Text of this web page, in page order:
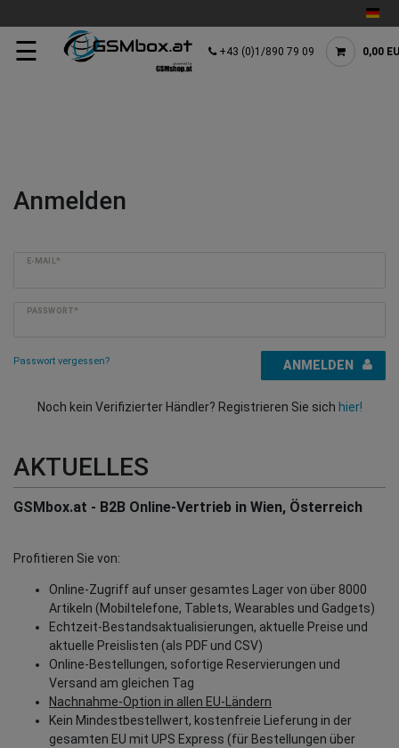
☰ +43 (0)1/890 79 09 0,00
Anmelden
E-MAIL*
PASSWORT*
Passwort vergessen? ANMELDEN
Noch kein Verifizierter Händler? Registrieren Sie sich hier!
AKTUELLES
GSMbox.at - B2B Online-Vertrieb in Wien, Österreich
Profitieren Sie von:
Online-Zugriff auf unser gesamtes Lager von über 8000
Artikeln (Mobiltelefone, Tablets, Wearables und Gadgets)
Echtzeit-Bestandsaktualisierungen, aktuelle Preise und
aktuelle Preislisten (als PDF und CSV)
Online-Bestellungen, sofortige Reservierungen und
Versand am gleichen Tag
Nachnahme-Option in allen EU-Ländern
Kein Mindestbestellwert, kostenfreie Lieferung in der
gesamten EU mit UPS Express (für Bestellungen über